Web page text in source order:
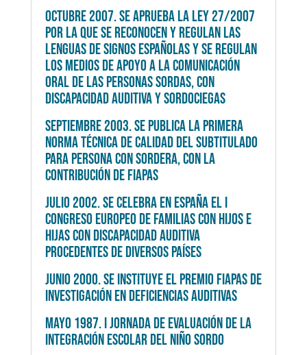
OCTUBRE 2007. SE APRUEBA LA LEY 27/2007
POR LA QUE SE RECONOCEN Y REGULAN LAS
LENGUAS DE SIGNOS ESPAÑOLAS Y SE REGULAN
LOS MEDIOS DE APOYO A LA COMUNICACIÓN
ORAL DE LAS PERSONAS SORDAS, CON
DISCAPACIDAD AUDITIVA Y SORDOCIEGAS
SEPTIEMBRE 2003. SE PUBLICA LA PRIMERA
NORMA TÉCNICA DE CALIDAD DEL SUBTITULADO
PARA PERSONA CON SORDERA, CON LA
CONTRIBUCIÓN DE FIAPAS
JULIO 2002.SE CELEBRA EN ESPAÑA EL I
CONGRESO EUROPEO DE FAMILIAS CON HIJOS E
HIJAS CON DISCAPACIDAD AUDITIVA
PROCEDENTES DE DIVERSOS PAÍSES
JUNIO 2000. SE INSTITUYE EL PREMIO FIAPAS DE
INVESTIGACIÓN EN DEFICIENCIAS AUDITIVAS
MAYO 1987. I JORNADA DE EVALUACIÓN DE LA
INTEGRACIÓN ESCOLAR DEL NIÑO SORDO